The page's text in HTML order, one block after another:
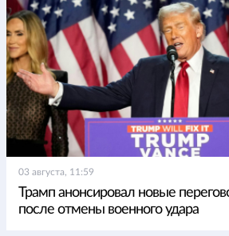
03 августа, 11:59
Трамп анонсировал новые
после отмены военного удара